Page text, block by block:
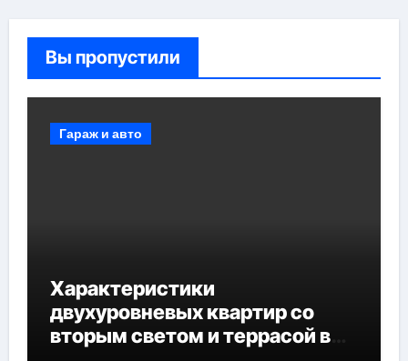
Вы пропустили
Гараж и авто
Характеристики
двухуровневых квартир со
вторым светом и террасой в